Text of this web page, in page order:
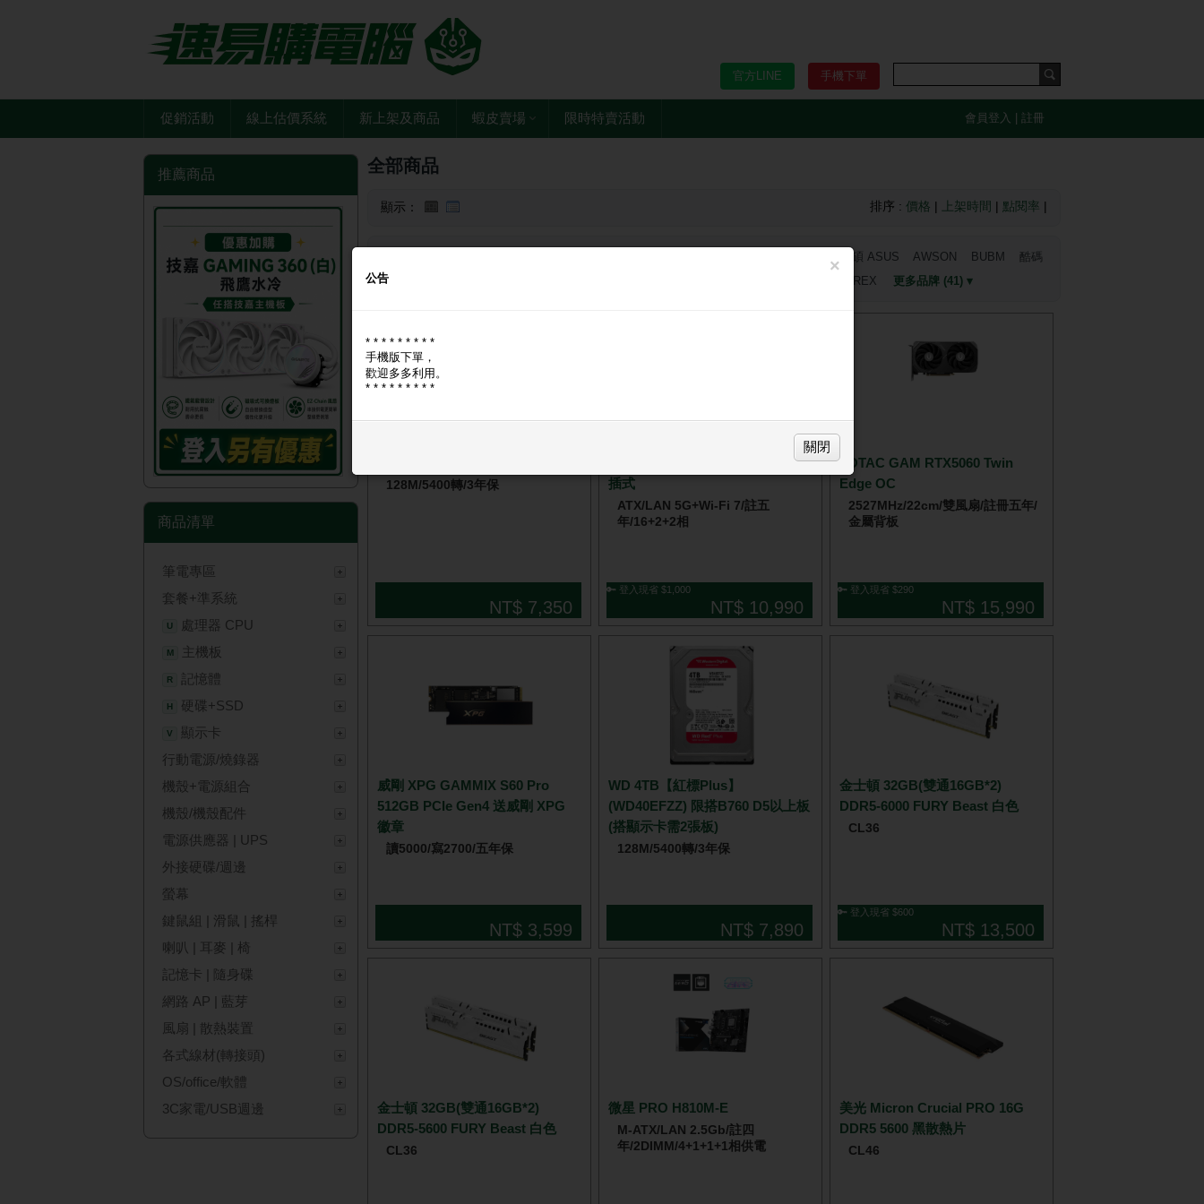
手機下單
官方LINE
促銷活動 線上估價系統 新上架及商品 蝦皮賣場 限時特賣活動 會員登入 註冊
推薦商品
商品清單
筆電專區
套餐+準系統
U 處理器 CPU
M 主機板
R 記憶體
H 硬碟+SSD
V
顯示卡
行動電源/燒錄器
機殼+電源組合
機殼/機殼配件
電源供應器 | UPS
外接硬碟/週邊
螢幕
鍵鼠組 | 滑鼠 | 搖桿
喇叭 | 耳麥 | 椅
記憶卡 | 隨身碟
網路 AP | 藍芽
風扇 | 散熱裝置
各式線材(轉接頭)
OS/office/軟體
3C家電/USB週邊
全部商品
顯示： 排序 : 價格 | 上架時間 | 點閱率 |
華碩 ASUS AWSON BUBM
酷碼
Cooler Master
艾納爾 EINAREX 更多品牌 (41) ▾
128M/5400轉/3年保
NT$ 7,350
技嘉 X870 AORUS STEALTH 背
插式
ATX/LAN 5G+Wi-Fi 7/註五
年/16+2+2相
🔑 登入現省 $1,000
NT$ 10,990
ZOTAC GAM RTX5060 Twin
Edge OC
2527MHz/22cm/雙風扇/註冊五年/
金屬背板
🔑 登入現省 $290
NT$ 15,990
威剛 XPG GAMMIX S60 Pro
512GB PCIe Gen4 送威剛 XPG
徽章
讀5000/寫2700/五年保
NT$ 3,599
WD 4TB【紅標Plus】
(WD40EFZZ) 限搭B760 D5以上板
(搭顯示卡需2張板)
128M/5400轉/3年保
NT$ 7,890
金士頓 32GB(雙通16GB*2)
DDR5-6000 FURY Beast 白色
CL36
🔑 登入現省 $600
NT$ 13,500
金士頓 32GB(雙通16GB*2)
DDR5-5600 FURY Beast 白色
CL36
微星 PRO H810M-E
M-ATX/LAN 2.5Gb/註四
年/2DIMM/4+1+1+1相供電
美光 Micron Crucial PRO 16G
DDR5 5600 黑散熱片
CL46
×
公告
* * * * * * * * *
手機版下單，
歡迎多多利用。
* * * * * * * * *
關閉